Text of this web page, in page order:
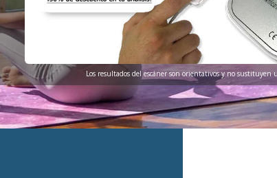
Los resultados del escáner son orientativos y no sustituyen